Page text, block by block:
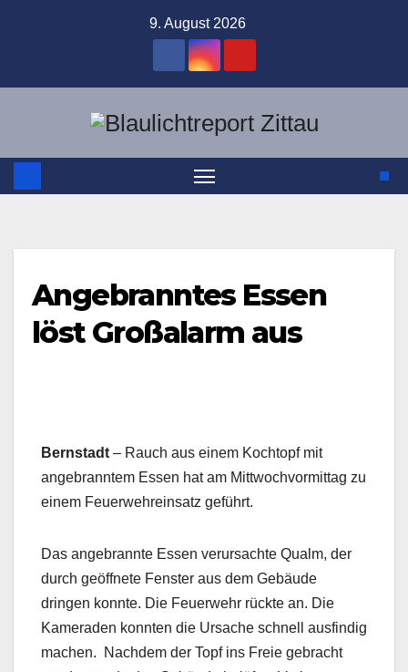
9. August 2026
Angebranntes Essen
löst Großalarm aus
Bernstadt – Rauch aus einem Kochtopf mit
angebranntem Essen hat am Mittwochvormittag zu
einem Feuerwehreinsatz geführt.
Das angebrannte Essen verursachte Qualm, der
durch geöffnete Fenster aus dem Gebäude
dringen konnte. Die Feuerwehr rückte an. Die
Kameraden konnten die Ursache schnell ausfindig
machen. Nachdem der Topf ins Freie gebracht